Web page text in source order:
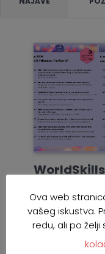
tehnologiji
Utorak
Ova web
vašeg iskustva.
redu, ali po